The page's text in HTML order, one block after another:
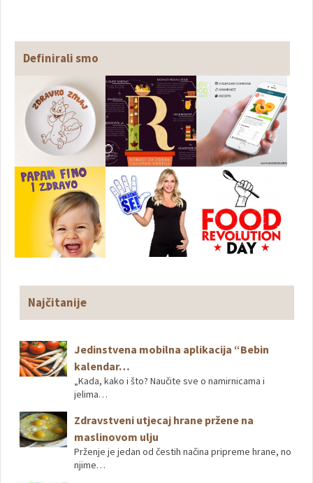
Definirali smo
Najčitanije
Jedinstvena mobilna aplikacija “Bebin
kalendar…
„Kada, kako i što? Naučite sve o namirnicama i
jelima…
Zdravstveni utjecaj hrane pržene na
maslinovom ulju
Prženje je jedan od čestih načina pripreme hrane, no
njime…